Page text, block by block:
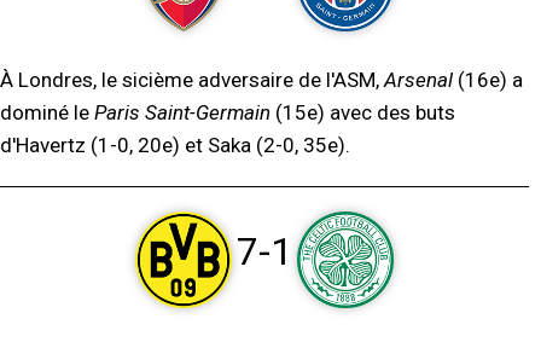
À Londres, le sicième adversaire de l'ASM,Arsenal (16e) a
dominé le Paris Saint-Germain (15e) avec des buts
d'Havertz (1-0, 20e) et Saka (2-0, 35e).
7-1